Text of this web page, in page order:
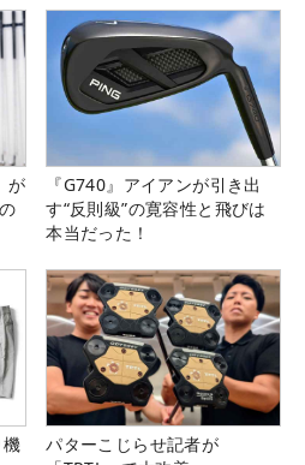
が
『G740』アイアンが引き出
す“反則級”の寛容性と飛びは
本当だった！
パターこじらせ記者が